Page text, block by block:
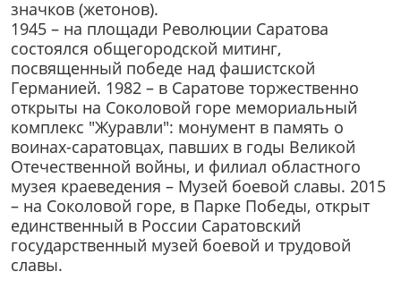
значков (жетонов).
1945 – на площади Революции Саратова
состоялся общегородской митинг,
посвященный победе над фашистской
Германией. 1982 – в Саратове торжественно
открыты на Соколовой горе мемориальный
комплекс "Журавли": монумент в память о
воинах-саратовцах, павших в годы Великой
Отечественной войны, и филиал областного
музея краеведения – Музей боевой славы. 2015
– на Соколовой горе, в Парке Победы, открыт
единственный в России Саратовский
государственный музей боевой и трудовой
славы.